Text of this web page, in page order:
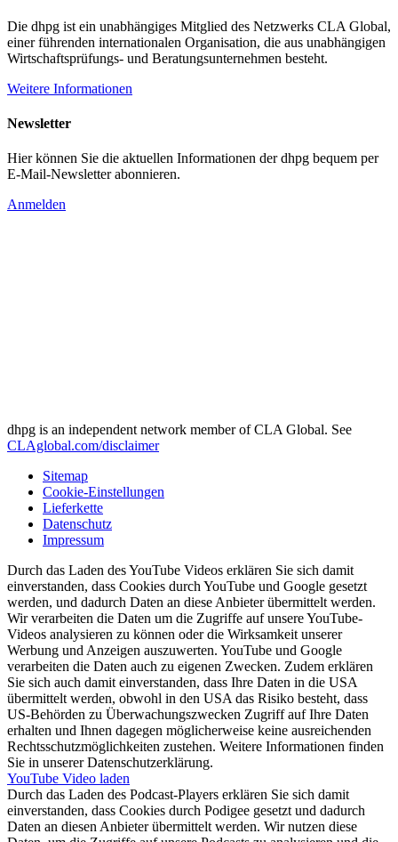
Die dhpg ist ein unabhängiges Mitglied des Netzwerks CLA Global,
einer führenden internationalen Organisation, die aus unabhängigen
Wirtschaftsprüfungs- und Beratungsunternehmen besteht.
Weitere Informationen
Newsletter
Hier können Sie die aktuellen Informationen der dhpg bequem per
E-Mail-Newsletter abonnieren.
Anmelden
dhpg is an independent network member of CLA Global. See
CLAglobal.com/disclaimer
Sitemap
Cookie-Einstellungen
Lieferkette
Datenschutz
Impressum
Durch das Laden des YouTube Videos erklären Sie sich damit
einverstanden, dass Cookies durch YouTube und Google gesetzt
werden, und dadurch Daten an diese Anbieter übermittelt werden.
Wir verarbeiten die Daten um die Zugriffe auf unsere YouTube-
Videos analysieren zu können oder die Wirksamkeit unserer
Werbung und Anzeigen auszuwerten. YouTube und Google
verarbeiten die Daten auch zu eigenen Zwecken. Zudem erklären
Sie sich auch damit einverstanden, dass Ihre Daten in die USA
übermittelt werden, obwohl in den USA das Risiko besteht, dass
US-Behörden zu Überwachungszwecken Zugriff auf Ihre Daten
erhalten und Ihnen dagegen möglicherweise keine ausreichenden
Rechtsschutzmöglichkeiten zustehen. Weitere Informationen finden
Sie in unserer Datenschutzerklärung.
YouTube Video laden
Durch das Laden des Podcast-Players erklären Sie sich damit
einverstanden, dass Cookies durch Podigee gesetzt und dadurch
Daten an diesen Anbieter übermittelt werden. Wir nutzen diese